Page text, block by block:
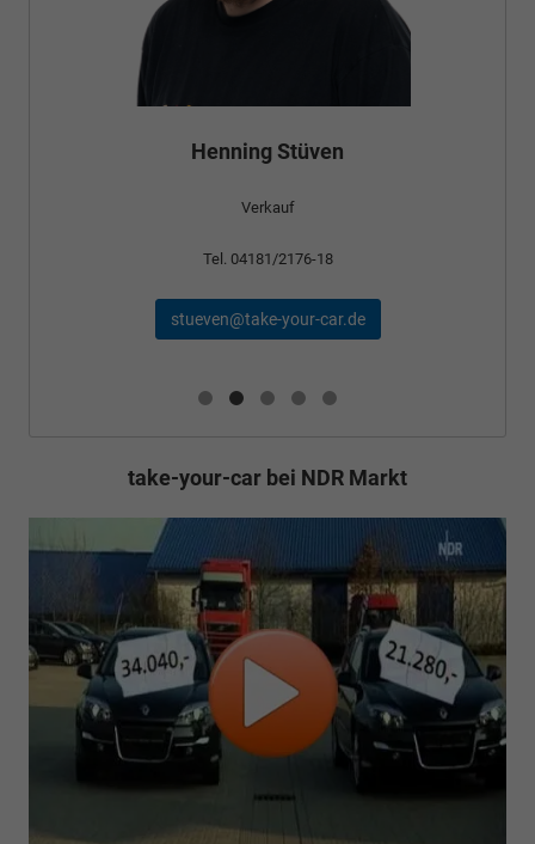
Henning Stüven
Verkauf
Tel. 04181/2176-18
stueven@take-your-car.de
take-your-car bei NDR Markt